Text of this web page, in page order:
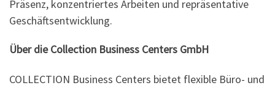
Präsenz, konzentriertes Arbeiten und repräsentative
Geschäftsentwicklung.
Über die Collection Business Centers GmbH
COLLECTION Business Centers bietet flexible Büro- und